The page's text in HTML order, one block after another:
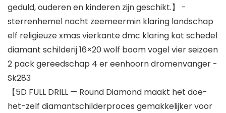
geduld, ouderen en kinderen zijn geschikt.】 -
sterrenhemel nacht zeemeermin klaring landschap
elf religieuze xmas vierkante dmc klaring kat schedel
diamant schilderij 16×20 wolf boom vogel vier seizoen
2 pack gereedschap 4 er eenhoorn dromenvanger -
Sk283
【5D FULL DRILL — Round Diamond maakt het doe-
het-zelf diamantschilderproces gemakkelijker voor